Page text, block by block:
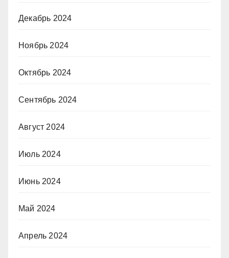
Декабрь 2024
Ноябрь 2024
Октябрь 2024
Сентябрь 2024
Август 2024
Июль 2024
Июнь 2024
Май 2024
Апрель 2024